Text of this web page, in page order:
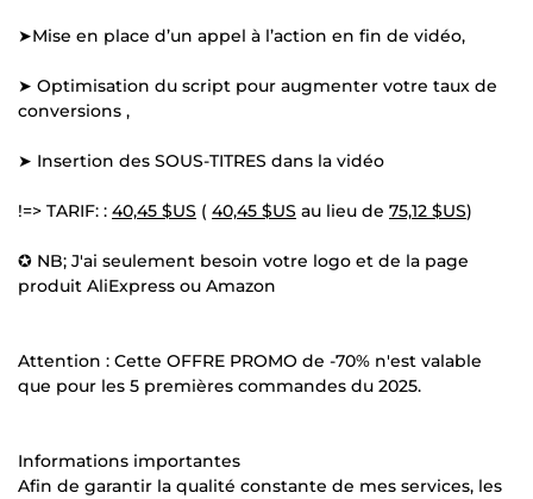
➤Mise en place d’un appel à l’action en fin de vidéo,
➤ Optimisation du script pour augmenter votre taux de
conversions ,
➤ Insertion des SOUS-TITRES dans la vidéo
!=> TARIF: : 40,45 $US ( 40,45 $US au lieu de 75,12 $US)
✪ NB; J'ai seulement besoin votre logo et de la page
produit AliExpress ou Amazon
Attention : Cette OFFRE PROMO de -70% n'est valable
que pour les 5 premières commandes du 2025.
Informations importantes
Afin de garantir la qualité constante de mes services, les